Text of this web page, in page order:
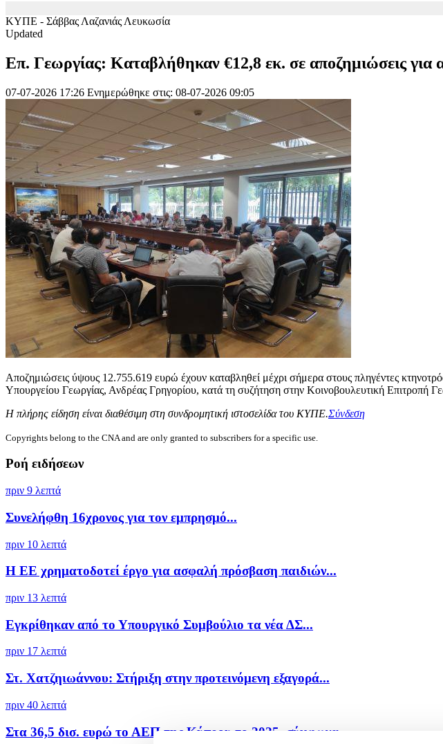
ΚΥΠΕ - Σάββας Λαζανιάς Λευκωσία
Updated
Επ. Γεωργίας: Καταβλήθηκαν €12,8 εκ. σε αποζημιώσεις
07-07-2026 17:26 Ενημερώθηκε στις: 08-07-2026 09:05
Αποζημιώσεις ύψους 12.755.619 ευρώ έχουν καταβληθεί μέχρι σήμερα στους πληγέντες
Υπουργείου Γεωργίας, Ανδρέας Γρηγορίου, κατά τη συζήτηση στην Κοινοβουλευτική Επιτροπή
Η πλήρης είδηση είναι διαθέσιμη στη συνδρομητική ιστοσελίδα του ΚΥΠΕ.Σύνδεση
Copyrights belong to the CNA and are only granted to subscribers for a specific use.
Ροή ειδήσεων
πριν 9 λεπτά
Συνελήφθη 16χρονος για τον εμπρησμό...
πριν 10 λεπτά
Η ΕΕ χρηματοδοτεί έργο για ασφαλή πρόσβαση παιδιών...
πριν 13 λεπτά
Εγκρίθηκαν από το Υπουργικό Συμβούλιο τα νέα ΔΣ...
πριν 17 λεπτά
Στ. Χατζηιωάννου: Στήριξη στην προτεινόμενη εξαγορά...
πριν 40 λεπτά
Στα 36,5 δισ. ευρώ το ΑΕΠ της Κύπρου το 2025, σύμφωνα...